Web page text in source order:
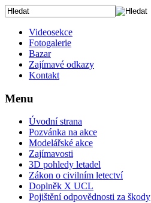
Videosekce
Fotogalerie
Bazar
Zajímavé odkazy
Kontakt
Menu
Úvodní strana
Pozvánka na akce
Modelářské akce
Zajímavosti
3D pohledy letadel
Zákon o civilním letectví
Doplněk X UCL
Pojištění odpovědnosti za škody